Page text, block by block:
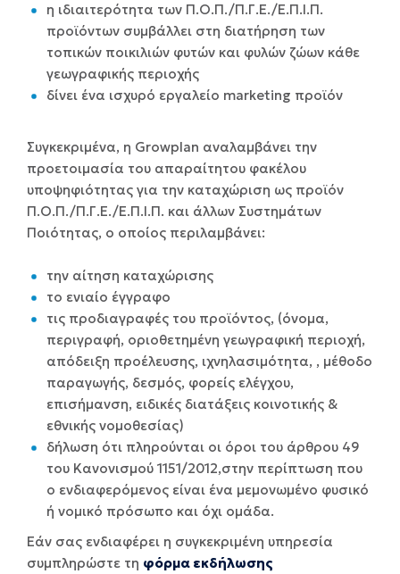
η ιδιαιτερότητα των Π.Ο.Π./Π.Γ.Ε./Ε.Π.Ι.Π.
προϊόντων συμβάλλει στη διατήρηση των
τοπικών ποικιλιών φυτών και φυλών ζώων κάθε
γεωγραφικής περιοχής
δίνει ένα ισχυρό εργαλείο marketing προϊόν
Συγκεκριμένα, η Growplan αναλαμβάνει την
προετοιμασία του απαραίτητου φακέλου
υποψηφιότητας για την καταχώριση ως προϊόν
Π.Ο.Π./Π.Γ.Ε./Ε.Π.Ι.Π. και άλλων Συστημάτων
Ποιότητας, ο οποίος περιλαμβάνει:
την αίτηση καταχώρισης
το ενιαίο έγγραφο
τις προδιαγραφές του προϊόντος, (όνομα,
περιγραφή, οριοθετημένη γεωγραφική περιοχή,
απόδειξη προέλευσης, ιχνηλασιμότητα, , μέθοδο
παραγωγής, δεσμός, φορείς ελέγχου,
επισήμανση, ειδικές διατάξεις κοινοτικής &
εθνικής νομοθεσίας)
δήλωση ότι πληρούνται οι όροι του άρθρου 49
του Κανονισμού 1151/2012,στην περίπτωση που
ο ενδιαφερόμενος είναι ένα μεμονωμένο φυσικό
ή νομικό πρόσωπο και όχι ομάδα.
Εάν σας ενδιαφέρει η συγκεκριμένη υπηρεσία
συμπληρώστε τη φόρμα εκδήλωσης